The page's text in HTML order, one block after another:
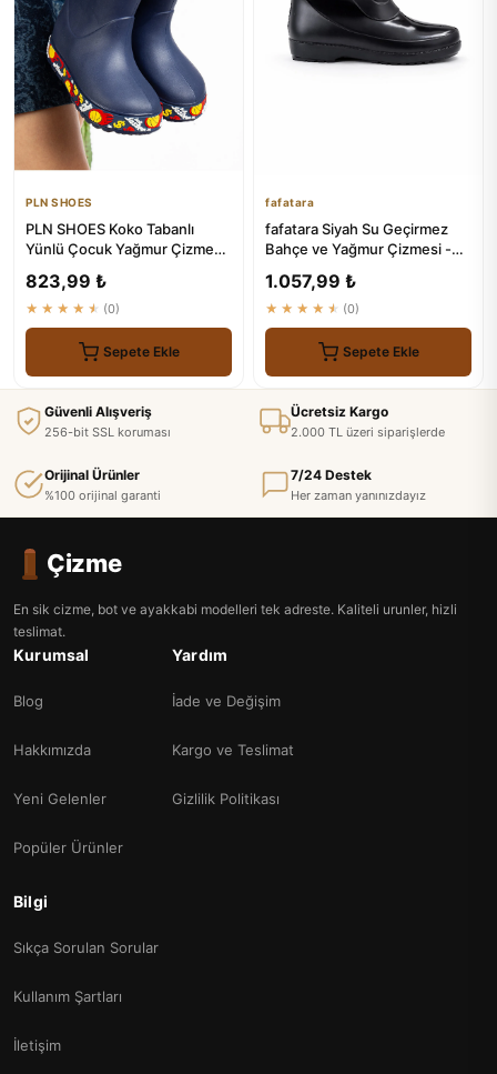
PLN SHOES
PLN SHOES Koko Tabanlı
Yünlü Çocuk Yağmur Çizmesi
823,99 ₺
★★★★★ (0)
Sepete Ekle
fafatara
fafatara Siyah Su Geçirmez
Bahçe ve Yağmur Çizmesi -
1.057,99 ₺
★★★★★ (0)
Sepete Ekle
Güvenli Alışveriş
256-bit SSL koruması
Ücretsiz Kargo
2.000 TL üzeri siparişlerde
Orijinal Ürünler
%100 orijinal garanti
7/24 Destek
Her zaman yanınızdayız
Çizme
En sik cizme, bot ve ayakkabi modelleri tek adreste. Kaliteli urunler, hizli
teslimat.
Kurumsal
Blog
Hakkımızda
Yeni Gelenler
Popüler Ürünler
Yardım
İade ve Değişim
Kargo ve Teslimat
Gizlilik Politikası
Bilgi
Sıkça Sorulan Sorular
Kullanım Şartları
İletişim